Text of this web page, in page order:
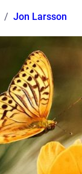
Jon Larsson